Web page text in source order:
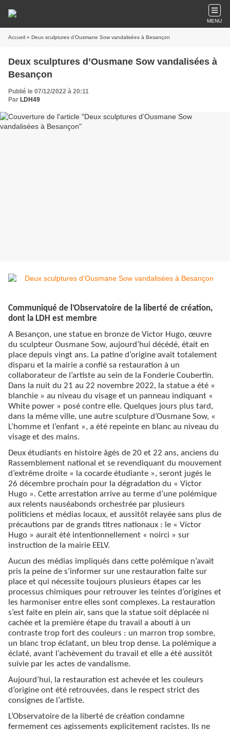
MENU
Accueil » Deux sculptures d’Ousmane Sow vandalisées à Besançon
Deux sculptures d’Ousmane Sow vandalisées à
Besançon
Publié le 07/12/2022 à 20:11
Par LDH49
Communiqué de l’Observatoire de la liberté de création,
dont la LDH est membre
A Besançon, une statue en bronze de Victor Hugo, œuvre
du sculpteur Ousmane Sow, aujourd’hui décédé, était en
place depuis vingt ans. La patine d’origine avait totalement
disparu et la mairie a confié sa restauration à un
collaborateur de l’artiste au sein de la Fonderie Coubertin.
Dans la nuit du 21 au 22 novembre 2022, la statue a été «
blanchie » au niveau du visage et un panneau indiquant «
White power » posé contre elle. Quelques jours plus tard,
dans la même ville, une autre sculpture d’Ousmane Sow, «
L’homme et l’enfant », a été repeinte en blanc au niveau du
visage et des mains.
Deux étudiants en histoire âgés de 20 et 22 ans, anciens du
Rassemblement national et se revendiquant du mouvement
d’extrême droite « la cocarde étudiante », seront jugés le
26 décembre prochain pour la dégradation du « Victor
Hugo ». Cette arrestation arrive au terme d’une polémique
aux relents nauséabonds orchestrée par plusieurs
politiciens et médias locaux, et aussitôt relayée sans plus de
précautions par de grands titres nationaux : le « Victor
Hugo » aurait été intentionnellement « noirci » sur
instruction de la mairie EELV.
Aucun des médias impliqués dans cette polémique n’avait
pris la peine de s’informer sur une restauration faite sur
place et qui nécessite toujours plusieurs étapes car les
processus chimiques pour retrouver les teintes d’origines et
les harmoniser entre elles sont complexes. La restauration
s’est faite en plein air, sans que la statue soit déplacée ni
cachée et la première étape du travail a abouti à un
contraste trop fort des couleurs : un marron trop sombre,
un blanc trop éclatant, un bleu trop dense. La polémique a
éclaté, avant l’achèvement du travail et elle a été aussitôt
suivie par les actes de vandalisme.
Aujourd’hui, la restauration est achevée et les couleurs
d’origine ont été retrouvées, dans le respect strict des
consignes de l’artiste.
L’Observatoire de la liberté de création condamne
fermement ces agissements explicitement racistes. Ils ne